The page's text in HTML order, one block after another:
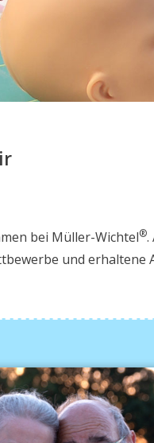
bei Müller-Wichtel®.
und erhaltene